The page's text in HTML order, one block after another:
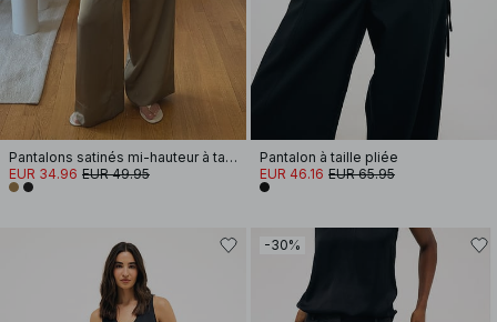
Pantalons satinés mi-hauteur à taille élastique
EUR 34.96 EUR 49.95
Pantalon à taille pliée
EUR 46.16 EUR 65.95
-30%